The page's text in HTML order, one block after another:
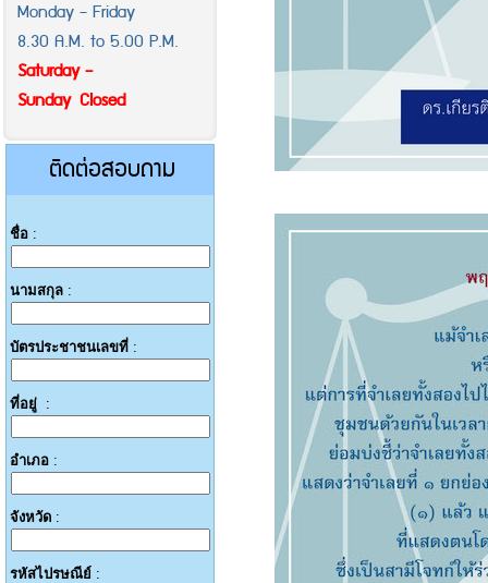
Monday - Friday
8.30 A.M. to 5.00 P.M.
Saturday -
Sunday Closed
ติดต่อสอบถาม
ชื่อ :
นามสกุล :
บัตรประชาชนเลขที่ :
ที่อยู่ :
อำเภอ :
จังหวัด :
รหัสไปรษณีย์ :